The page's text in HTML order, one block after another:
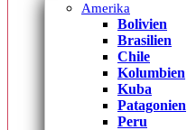
Amerika
Bolivien
Brasilien
Chile
Kolumbien
Kuba
Patagonien
Peru